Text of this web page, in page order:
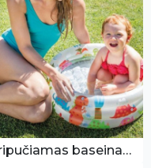
Pripučiamas baseinas vaikams 61x22 cm